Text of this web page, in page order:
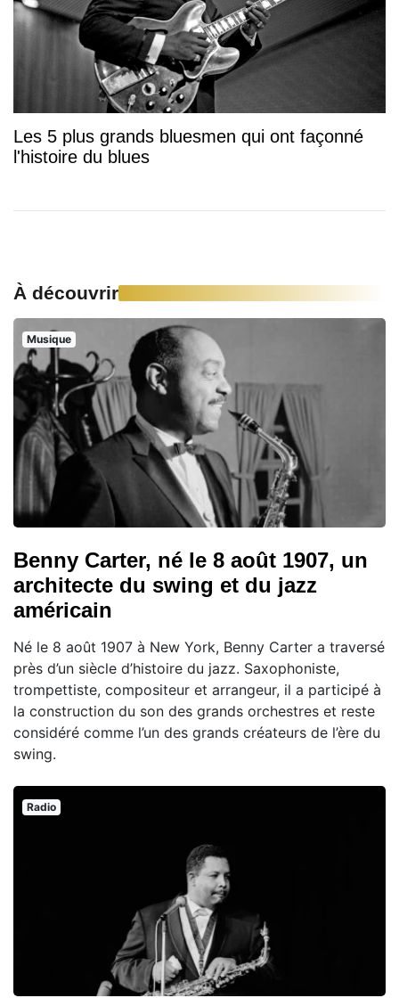
Les 5 plus grands bluesmen qui ont façonné
l'histoire du blues
À découvrir
Musique
Benny Carter, né le 8 août 1907, un
architecte du swing et du jazz
américain
Né le 8 août 1907 à New York, Benny Carter a traversé
près d’un siècle d’histoire du jazz. Saxophoniste,
trompettiste, compositeur et arrangeur, il a participé à
la construction du son des grands orchestres et reste
considéré comme l’un des grands créateurs de l’ère du
swing.
Radio